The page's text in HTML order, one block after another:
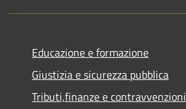
Educazione e formazione
Giustizia e sicurezza pubblica
Tributi,finanze e contravvenzioni